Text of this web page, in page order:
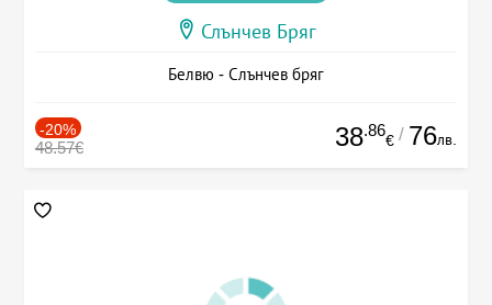
Слънчев Бряг
Белвю - Слънчев бряг
-20%
48.57€ 38.86
€ / 76лв.